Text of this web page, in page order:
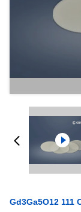
Gd3Ga5O12